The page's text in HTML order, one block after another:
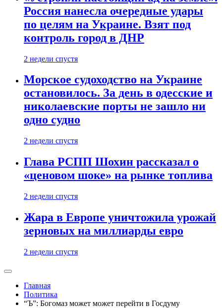
Россия нанесла очередные удары
по целям на Украине. Взят под
контроль город в ДНР
2 недели спустя
Морское судоходство на Украине
остановилось. За день в одесские и
николаевские порты не зашло ни
одно судно
2 недели спустя
Глава РСПП Шохин рассказал о
«ценовом шоке» на рынке топлива
2 недели спустя
Жара в Европе уничтожила урожай
зерновых на миллиарды евро
2 недели спустя
Главная
Политика
“Ъ”: Богомаз может может перейти в Госдуму